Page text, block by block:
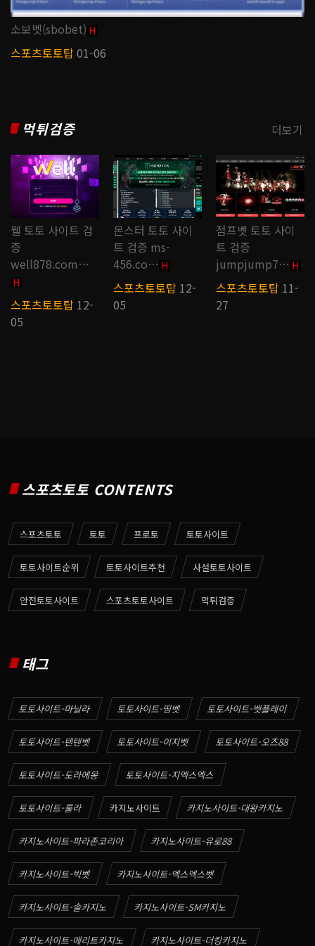
소보벳(sbobet) H
스포츠토토탑01-06
먹튀검증
웰 토토 사이트 검
증
well878.com…
H
스포츠토토탑 12-
05
몬스터 토토 사이
트 검증 ms-
456.co… H
스포츠토토탑 12-
05
점프벳 토토 사이
트 검증
jumpjump7… H
스포츠토토탑 11-
27
더보기
스포츠토토 CONTENTS
스포츠토토 토토 프로토 토토사이트
토토사이트순위 토토사이트추천 사설토토사이트
안전토토사이트 스포츠토토사이트 먹튀검증
태그
토토사이트-마닐라 토토사이트-띵벳 토토사이트-벳플레이
토토사이트-텐텐벳 토토사이트-이지벳 토토사이트-오즈88
토토사이트-도라에몽 토토사이트-지엑스엑스
토토사이트-룰라 카지노사이트 카지노사이트-대왕카지노
카지노사이트-파라존코리아 카지노사이트-유로88
카지노사이트-빅벳 카지노사이트-엑스엑스벳
카지노사이트-솔카지노 카지노사이트-SM카지노
카지노사이트-메리트카지노 카지노사이트-더킹카지노